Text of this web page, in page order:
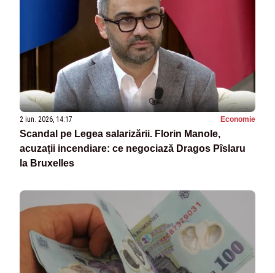
2 iun. 2026, 14:17 Economie
Scandal pe Legea salarizării. Florin Manole,
acuzații incendiare: ce negociază Dragos Pîslaru
la Bruxelles